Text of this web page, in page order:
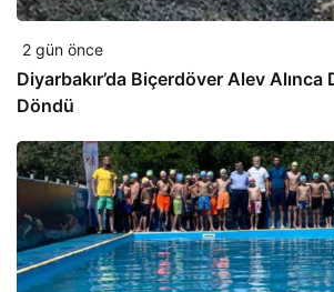
2 gün önce
Diyarbakır’da Biçerdöver Alev Alınca
Döndü